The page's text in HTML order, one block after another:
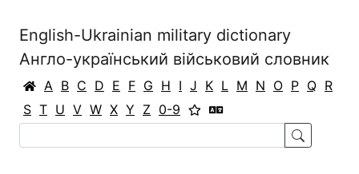
English-Ukrainian military dictionary
Англо-український військовий словник
A B C D E F G H I J K L M N O P Q R
S T U V W X Y Z 0-9